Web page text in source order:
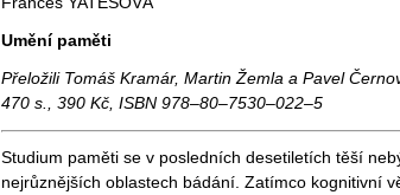
Umění paměti
Přeložili Tomáš Kramár, Martin Žemla a Pavel
470 s., 390 Kč, ISBN 978–80–7530–022–5
Studium paměti se v posledních desetiletích těší
nejrůznějších oblastech bádání. Zatímco kognitivní